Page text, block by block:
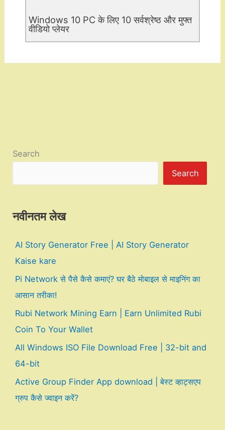
Windows 10 PC के लिए 10 सर्वश्रेष्ठ और मुफ्त
वीडियो प्लेयर
Search
Search
नवीनतम लेख
AI Story Generator Free | AI Story Generator
Kaise kare
Pi Network से पैसे कैसे कमाएं? घर बैठे मोबाइल से माइनिंग का
आसान तरीका!
Rubi Network Mining Earn | Earn Unlimited Rubi
Coin To Your Wallet
All Windows ISO File Download Free | 32-bit and
64-bit
Active Group Finder App download | बेस्ट व्हाट्सएप
ग्रुप कैसे ज्वाइन करें?